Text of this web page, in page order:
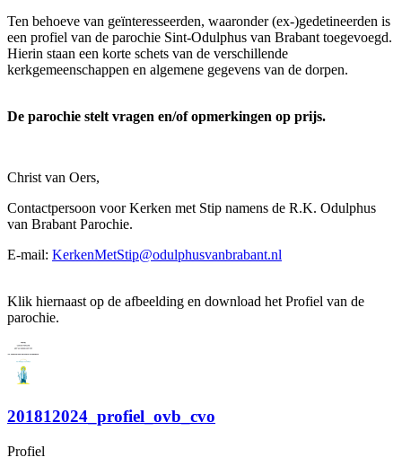
Ten behoeve van geïnteresseerden, waaronder (ex-)gedetineerden is
een profiel van de parochie Sint-Odulphus van Brabant toegevoegd.
Hierin staan een korte schets van de verschillende
kerkgemeenschappen en algemene gegevens van de dorpen.
De parochie stelt vragen en/of opmerkingen op prijs.
Christ van Oers,
Contactpersoon voor Kerken met Stip namens de R.K. Odulphus
van Brabant Parochie.
E-mail: KerkenMetStip@odulphusvanbrabant.nl
Klik hiernaast op de afbeelding en download het Profiel van de
parochie.
201812024_profiel_ovb_cvo
Profiel